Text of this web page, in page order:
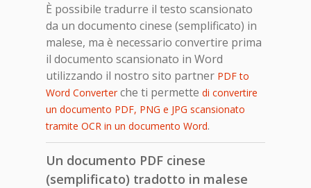
È possibile tradurre il testo scansionato
da un documento cinese (semplificato) in
malese, ma è necessario convertire prima
il documento scansionato in Word
utilizzando il nostro sito partner PDF to
Word Converterche ti permette di convertire
un documento PDF, PNG e JPG scansionato
tramite OCR in un documento Word.
Un documento PDF cinese
(semplificato) tradotto in malese